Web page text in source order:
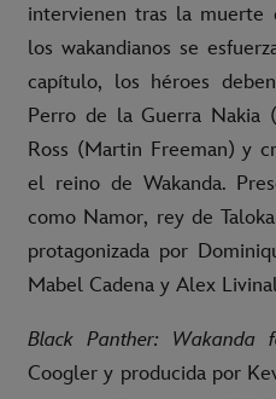
intervienen tras la muerte
los wakandianos se
capítulo, los héroes
Perro de la Guerra Nakia
Ross (Martin Freeman) y
el reino de Wakanda.
como Namor, rey de
protagonizada por
Mabel Cadena y Alex
Black Panther: Wakanda
Coogler y producida por